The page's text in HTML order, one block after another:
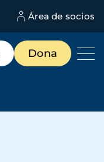
Área de socios
Dona